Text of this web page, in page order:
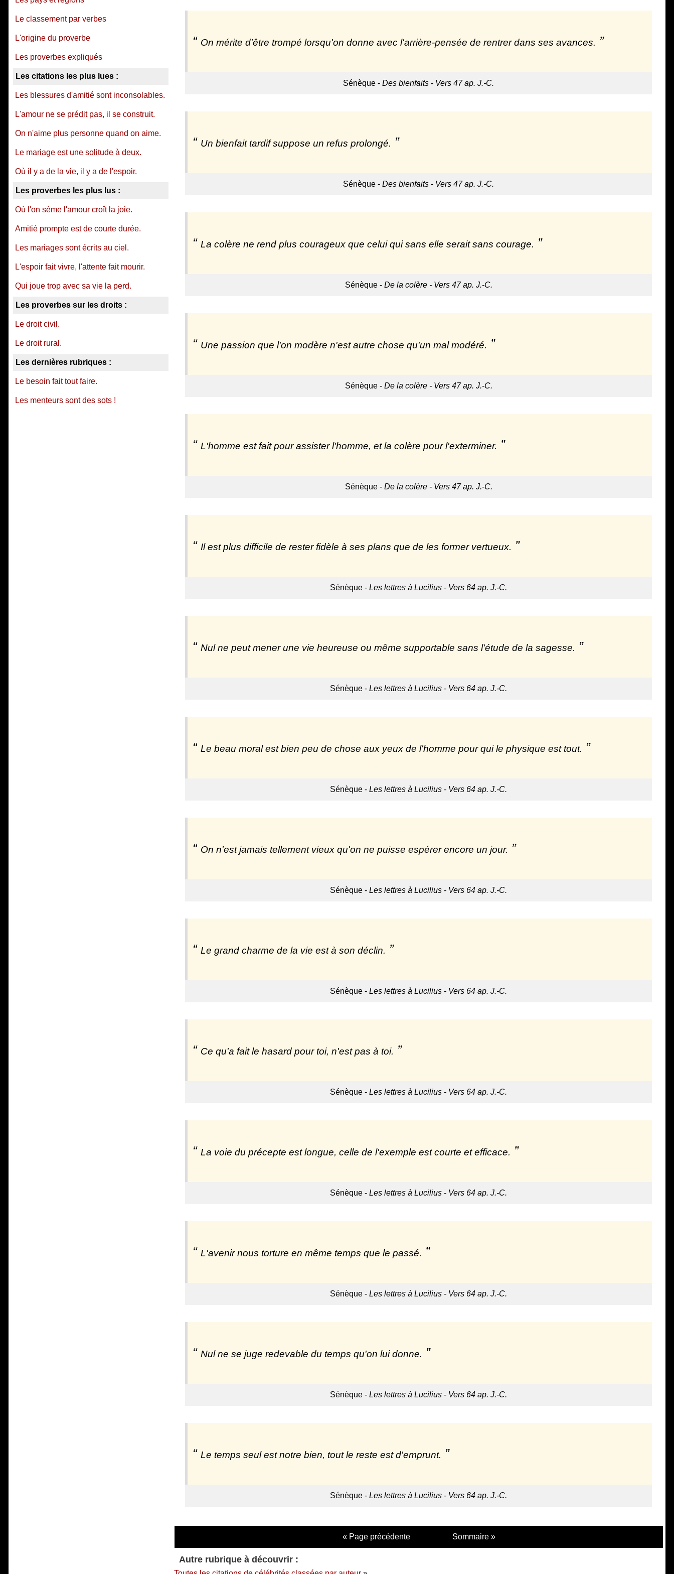
On mérite d'être trompé lorsqu'on donne avec l'arrière-pensée de rentrer dans ses avances.
Sénèque - Des bienfaits - Vers 47 ap. J.-C.
Un bienfait tardif suppose un refus prolongé.
Sénèque - Des bienfaits - Vers 47 ap. J.-C.
La colère ne rend plus courageux que celui qui sans elle serait sans courage.
Sénèque - De la colère - Vers 47 ap. J.-C.
Une passion que l'on modère n'est autre chose qu'un mal modéré.
Sénèque - De la colère - Vers 47 ap. J.-C.
L'homme est fait pour assister l'homme, et la colère pour l'exterminer.
Sénèque - De la colère - Vers 47 ap. J.-C.
Il est plus difficile de rester fidèle à ses plans que de les former vertueux.
Sénèque - Les lettres à Lucilius - Vers 64 ap. J.-C.
Nul ne peut mener une vie heureuse ou même supportable sans l'étude de la sagesse.
Sénèque - Les lettres à Lucilius - Vers 64 ap. J.-C.
Le beau moral est bien peu de chose aux yeux de l'homme pour qui le physique est tout.
Sénèque - Les lettres à Lucilius - Vers 64 ap. J.-C.
On n'est jamais tellement vieux qu'on ne puisse espérer encore un jour.
Sénèque - Les lettres à Lucilius - Vers 64 ap. J.-C.
Le grand charme de la vie est à son déclin.
Sénèque - Les lettres à Lucilius - Vers 64 ap. J.-C.
Ce qu'a fait le hasard pour toi, n'est pas à toi.
Sénèque - Les lettres à Lucilius - Vers 64 ap. J.-C.
La voie du précepte est longue, celle de l'exemple est courte et efficace.
Sénèque - Les lettres à Lucilius - Vers 64 ap. J.-C.
L'avenir nous torture en même temps que le passé.
Sénèque - Les lettres à Lucilius - Vers 64 ap. J.-C.
Nul ne se juge redevable du temps qu'on lui donne.
Sénèque - Les lettres à Lucilius - Vers 64 ap. J.-C.
Le temps seul est notre bien, tout le reste est d'emprunt.
Sénèque - Les lettres à Lucilius - Vers 64 ap. J.-C.
« Page précédente Sommaire »
Autre rubrique à découvrir :
Le classement par verbes
L'origine du proverbe
Les proverbes expliqués
Les citations les plus lues :
Les blessures d'amitié sont inconsolables.
L'amour ne se prédit pas, il se construit.
On n'aime plus personne quand on aime.
Le mariage est une solitude à deux.
Où il y a de la vie, il y a de l'espoir.
Les proverbes les plus lus :
Où l'on sème l'amour croît la joie.
Amitié prompte est de courte durée.
Les mariages sont écrits au ciel.
L'espoir fait vivre, l'attente fait mourir.
Qui joue trop avec sa vie la perd.
Les proverbes sur les droits :
Le droit civil.
Le droit rural.
Les dernières rubriques :
Le besoin fait tout faire.
Les menteurs sont des sots !